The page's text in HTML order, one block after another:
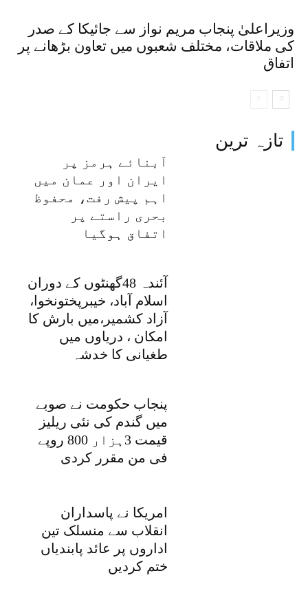
تازہ ترین
آبنائے ہرمز پر
ایران اور عمان میں
اہم پیش رفت، محفوظ
بحری راستے پر
اتفاق ہوگیا
آئندہ 48گھنٹوں کے دوران
اسلام آباد، خیبرپختونخوا،
آزاد کشمیر،میں بارش کا
امکان ، دریاوں میں
طغیانی کا خدشہ
پنجاب حکومت نے صوبے
میں گندم کی نئی ریلیز
قیمت 3ہزار 800 روپے
فی من مقرر کردی
امریکا نے پاسداران
انقلاب سے منسلک تین
اداروں پر عائد پابندیاں
ختم کردیں
وزیراعلیٰ پنجاب مریم نواز سے جائیکا کے صدر
کی ملاقات، مختلف شعبوں میں تعاون بڑھانے پر
اتفاق